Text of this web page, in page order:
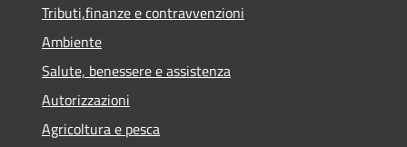
Tributi,finanze e contravvenzioni
Ambiente
Salute, benessere e assistenza
Autorizzazioni
Agricoltura e pesca